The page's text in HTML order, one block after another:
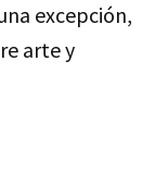
excepción,
arte y